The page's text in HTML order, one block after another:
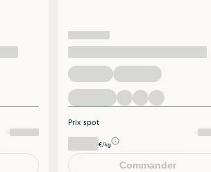
Prix spot
€/kg
Commander